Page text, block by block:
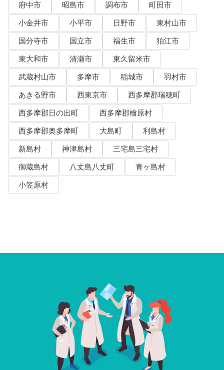
府中市
昭島市 調布市
町田市
小金井市
小平市 日野市
東村山市
国分寺市
国立市 福生市
狛江市
東大和市
清瀬市
東久留米市
武蔵村山市
多摩市 稲城市
羽村市
あきる野市
西東京市
西多摩郡瑞穂町
西多摩郡日の出町
西多摩郡檜原村
西多摩郡奥多摩町
大島町
利島村
新島村
神津島村
三宅島三宅村
御蔵島村
八丈島八丈町
青ヶ島村
小笠原村